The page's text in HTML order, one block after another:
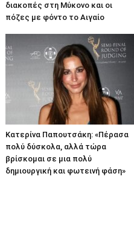
διακοπές στη Μύκονο και οι
πόζες με φόντο το Αιγαίο
Κατερίνα Παπουτσάκη: «Πέρασα
πολύ δύσκολα, αλλά τώρα
βρίσκομαι σε μια πολύ
δημιουργική και φωτεινή φάση»